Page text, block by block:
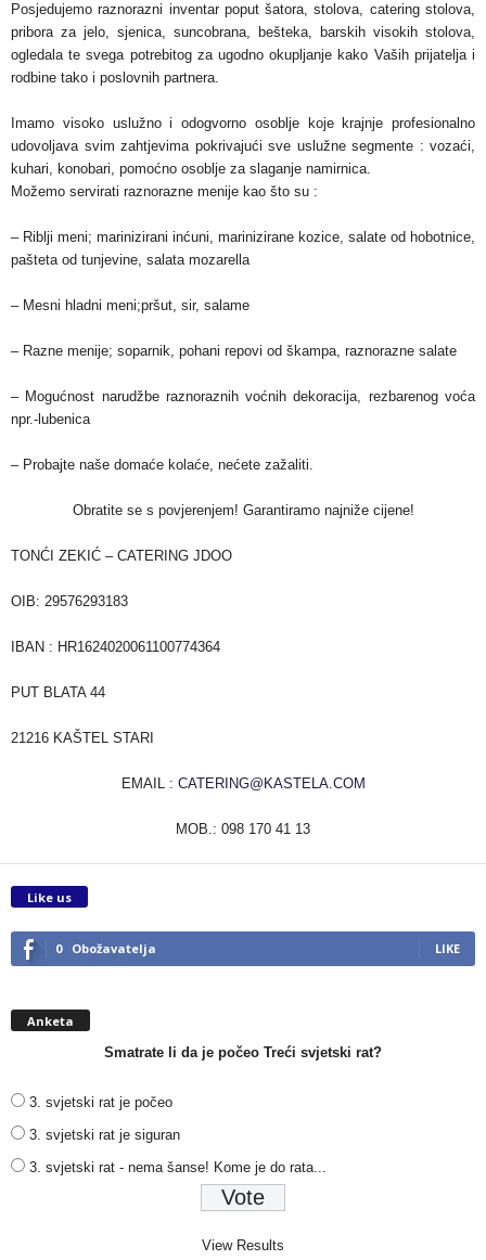
Posjedujemo raznorazni inventar poput šatora, stolova, catering stolova,
pribora za jelo, sjenica, suncobrana, bešteka, barskih visokih stolova,
ogledala te svega potrebitog za ugodno okupljanje kako Vaših prijatelja i
rodbine tako i poslovnih partnera.
Imamo visoko uslužno i odogvorno osoblje koje krajnje profesionalno
udovoljava svim zahtjevima pokrivajući sve uslužne segmente : vozaći,
kuhari, konobari, pomoćno osoblje za slaganje namirnica.
Možemo servirati raznorazne menije kao što su :
– Riblji meni; marinizirani inćuni, marinizirane kozice, salate od hobotnice,
pašteta od tunjevine, salata mozarella
– Mesni hladni meni;pršut, sir, salame
– Razne menije; soparnik, pohani repovi od škampa, raznorazne salate
– Mogućnost narudžbe raznoraznih voćnih dekoracija, rezbarenog voća
npr.-lubenica
– Probajte naše domaće kolaće, nećete zažaliti.
Obratite se s povjerenjem! Garantiramo najniže cijene!
TONĆI ZEKIĆ – CATERING JDOO
OIB: 29576293183
IBAN : HR1624020061100774364
PUT BLATA 44
21216 KAŠTEL STARI
EMAIL : CATERING@KASTELA.COM
MOB.: 098 170 41 13
Like us
0 Obožavatelja LIKE
Anketa
Smatrate li da je počeo Treći svjetski rat?
3. svjetski rat je počeo
3. svjetski rat je siguran
3. svjetski rat - nema šanse! Kome je do rata...
View Results